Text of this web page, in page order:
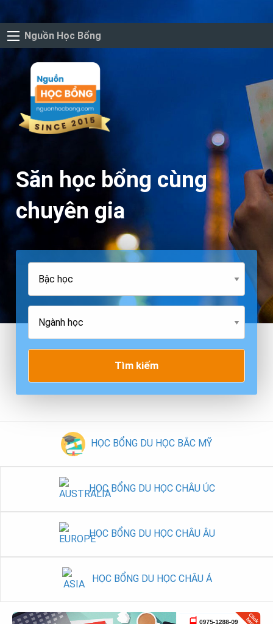
Nguồn Học Bổng
Săn học bổng cùng
chuyên gia
Tìm kiếm
HỌC BỔNG DU HỌC BẮC MỸ
HỌC BỔNG DU HỌC CHÂU ÚC
HỌC BỔNG DU HỌC CHÂU ÂU
HỌC BỔNG DU HỌC CHÂU Á